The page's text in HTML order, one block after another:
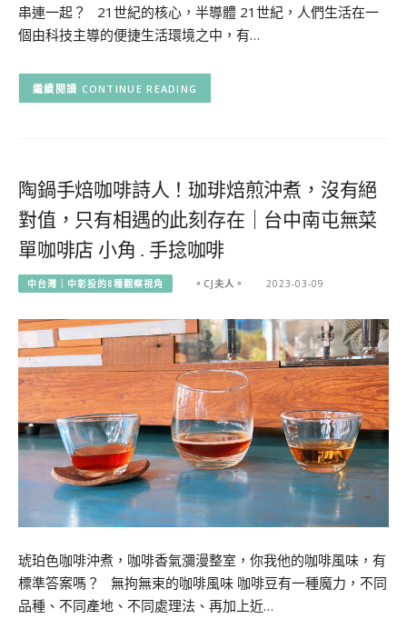
串連一起？ 21世紀的核心，半導體 21世紀，人們生活在一
個由科技主導的便捷生活環境之中，有…
CONTINUE READING
陶鍋手焙咖啡詩人！珈琲焙煎沖煮，沒有絕
對值，只有相遇的此刻存在｜台中南屯無菜
單咖啡店 小角 . 手捻咖啡
中台灣｜中彰投的8種觀察視角 。CJ夫人。 2023-03-09
琥珀色咖啡沖煮，咖啡香氣瀰漫整室，你我他的咖啡風味，有
標準答案嗎？ 無拘無束的咖啡風味 咖啡豆有一種魔力，不同
品種、不同產地、不同處理法、再加上近…